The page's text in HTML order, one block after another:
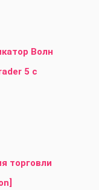
Волн
5 с
торговли